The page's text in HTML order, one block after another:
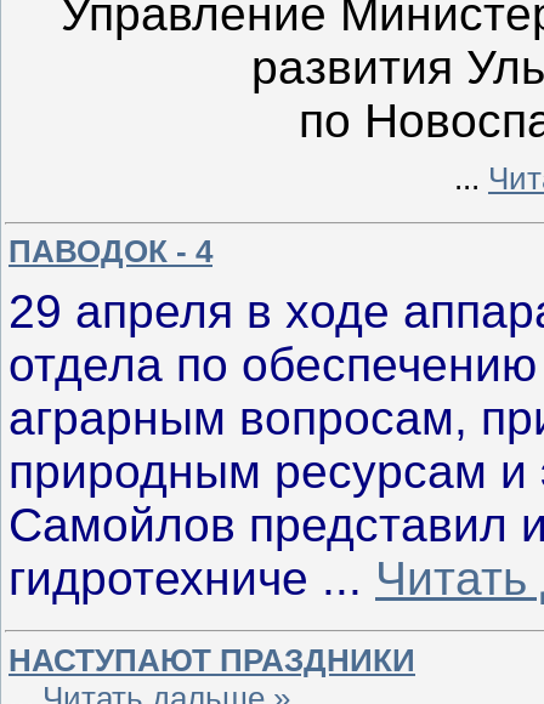
Управление
развития
по
...
ПАВОДОК - 4
29 апреля в ходе
отдела по
аграрным вопросам,
природным ресурсам и
Самойлов представил
гидротехниче ...
НАСТУПАЮТ ПРАЗДНИКИ